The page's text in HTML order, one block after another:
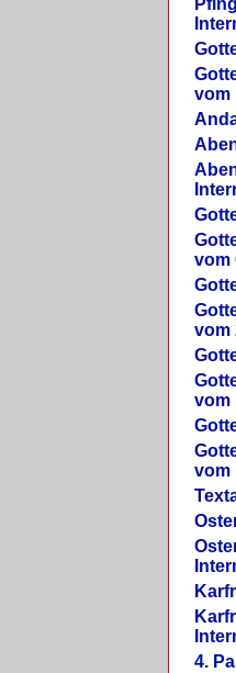
vom
vom
vom
vom
vom
4.